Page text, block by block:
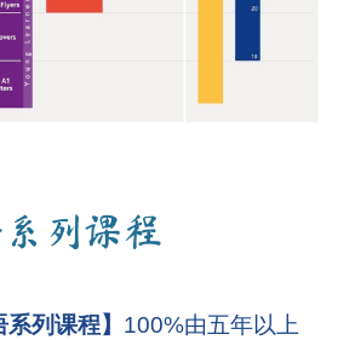
列课程
系列课程】 100%由五年以上